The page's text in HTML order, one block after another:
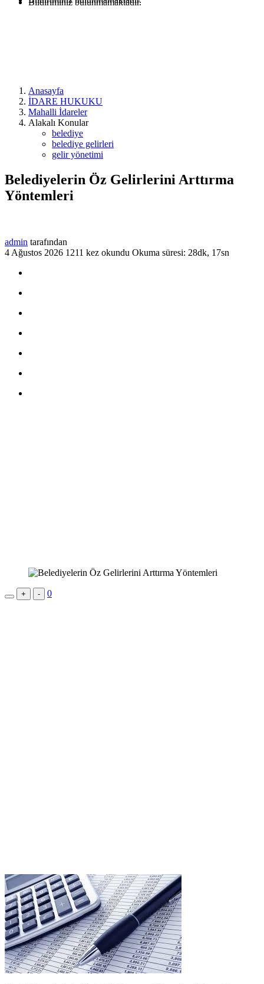
Bildiriminiz bulunmamaktadır.
Anasayfa
İDARE HUKUKU
Mahalli İdareler
Alakalı Konular
belediye
belediye gelirleri
gelir yönetimi
Belediyelerin Öz Gelirlerini Arttırma
Yöntemleri
admin tarafından
4 Ağustos 2026 1211 kez okundu Okuma süresi: 28dk, 17sn
+ - 0